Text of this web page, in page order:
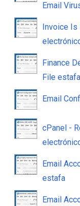
Email
Invoice Is
Finance
File
Email
cPanel -
Email
estafa
Email